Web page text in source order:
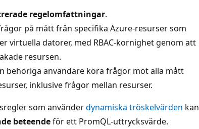
regelomfattningar.
på mått från specifika Azure-resurser som
virtuella datorer, med RBAC-kornighet genom att
resursen.
behöriga användare köra frågor mot alla mått
inklusive frågor mellan resurser.
som använderdynamiska tröskelvärden kan
beteendeför ett PromQL-uttrycksvärde.